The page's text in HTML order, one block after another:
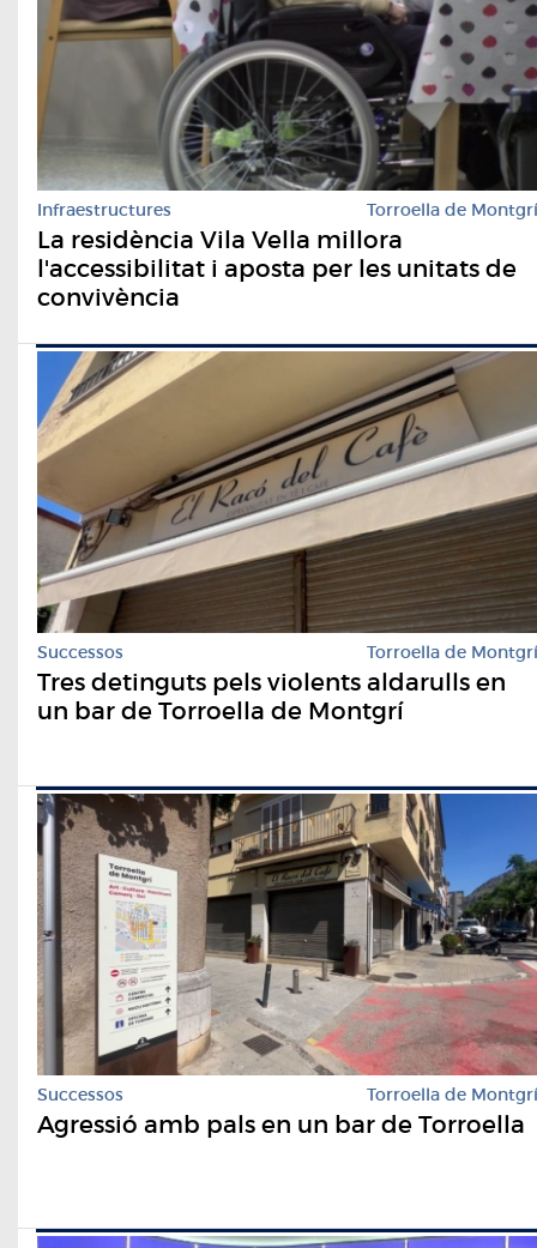
Infraestructures Torroella de Montgrí
La residència Vila Vella millora
l'accessibilitat i aposta per les unitats de
convivència
Successos Torroella de Montgrí
Tres detinguts pels violents aldarulls en
un bar de Torroella de Montgrí
Successos Torroella de Montgrí
Agressió amb pals en un bar de Torroella